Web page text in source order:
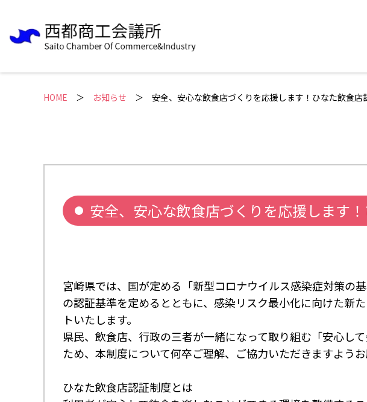
HOME ＞ お知らせ 安全、安心な飲食店づくりを応援します！ひなた飲食店
安全、安心な飲食店づくりを応援します
宮崎県では、国が定める「新型コロナウイルス感染症対策の
の認証基準を定めるとともに、感染リスク最小化に向けた新
トいたします。
県民、飲食店、行政の三者が一緒になって取り組む「安心し
ため、本制度について何卒ご理解、ご協力いただきますようお
ひなた飲食店認証制度とは